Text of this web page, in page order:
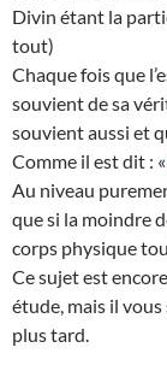
Divin étant la
tout)
Chaque fois que
souvient de sa
souvient aussi et
Comme il est dit : «
Au niveau
que si la moindre
corps physique
Ce sujet est
étude, mais il
plus tard.